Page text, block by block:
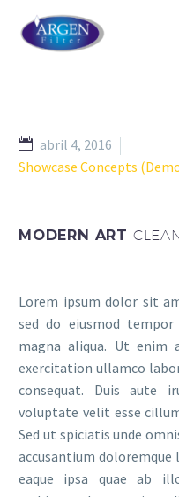
abril 4, 2016
Showcase Concepts
MODERN ART
Lorem ipsum dolor sit
sed do eiusmod
magna aliqua. Ut enim
exercitation ullamco
consequat. Duis aute
voluptate velit esse
Sed ut spiciatis unde
accusantium
eaque ipsa quae ab